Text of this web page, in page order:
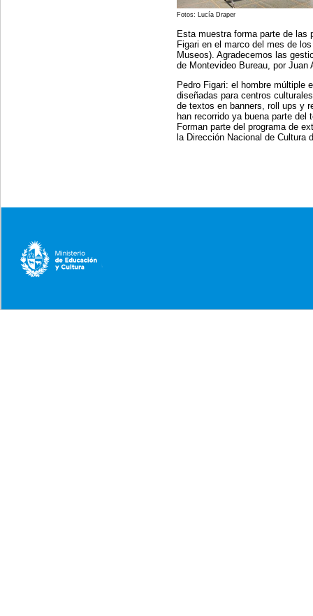
Fotos: Lucía Draper
Esta muestra forma parte de las
Figari en el marco del mes de
Museos). Agradecemos las
de Montevideo Bureau, por Juan
Pedro Figari: el hombre múltiple
diseñadas para centros
de textos en banners, roll ups y
han recorrido ya buena parte
Forman parte del programa de
la Dirección Nacional de Cultura